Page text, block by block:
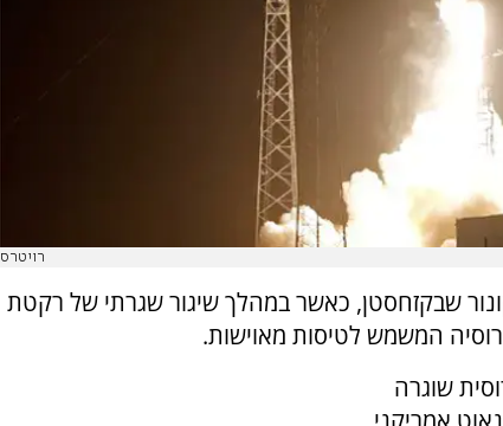
רויטרס
שבקזחסטן, כאשר במהלך שיגור שגרתי של רקטת
המשמש לטיסות מאוישות.
רוסית שוגרה